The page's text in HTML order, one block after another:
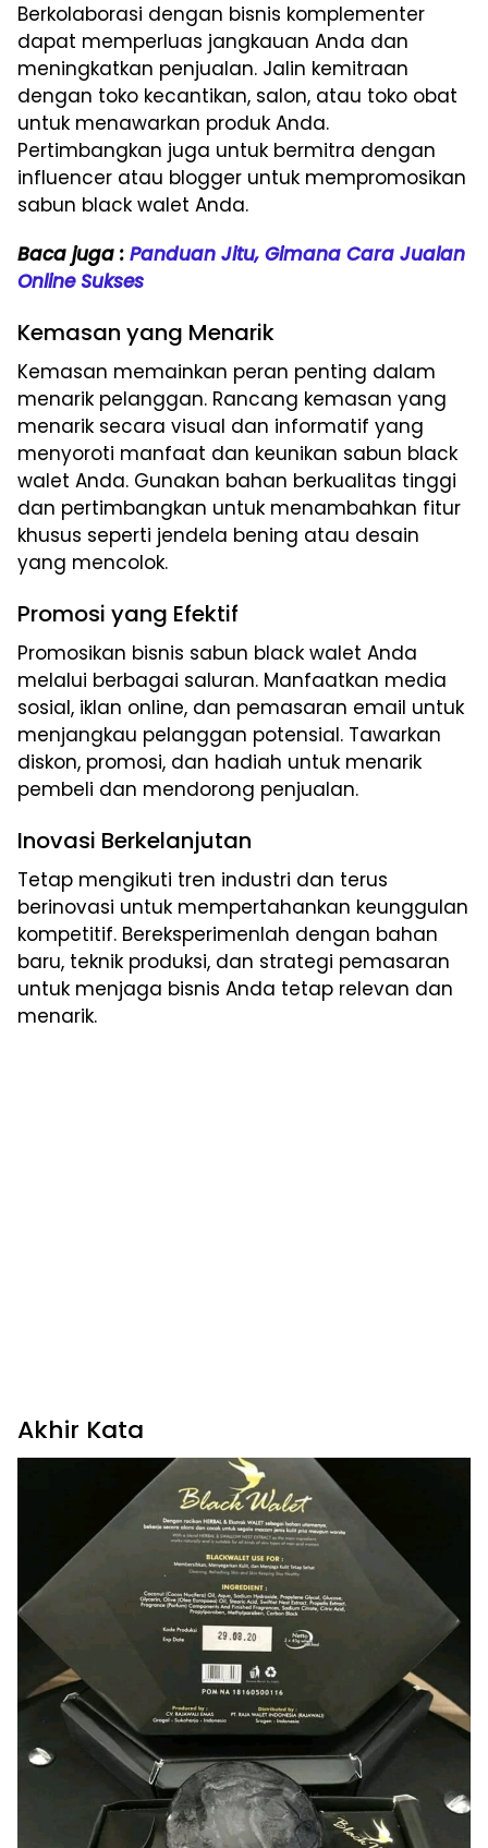
Berkolaborasi dengan bisnis komplementer
dapat memperluas jangkauan Anda dan
meningkatkan penjualan. Jalin kemitraan
dengan toko kecantikan, salon, atau toko obat
untuk menawarkan produk Anda.
Pertimbangkan juga untuk bermitra dengan
influencer atau blogger untuk mempromosikan
sabun black walet Anda.
Baca juga : Panduan Jitu, Gimana Cara Jualan
Online Sukses
Kemasan yang Menarik
Kemasan memainkan peran penting dalam
menarik pelanggan. Rancang kemasan yang
menarik secara visual dan informatif yang
menyoroti manfaat dan keunikan sabun black
walet Anda. Gunakan bahan berkualitas tinggi
dan pertimbangkan untuk menambahkan fitur
khusus seperti jendela bening atau desain
yang mencolok.
Promosi yang Efektif
Promosikan bisnis sabun black walet Anda
melalui berbagai saluran. Manfaatkan media
sosial, iklan online, dan pemasaran email untuk
menjangkau pelanggan potensial. Tawarkan
diskon, promosi, dan hadiah untuk menarik
pembeli dan mendorong penjualan.
Inovasi Berkelanjutan
Tetap mengikuti tren industri dan terus
berinovasi untuk mempertahankan keunggulan
kompetitif. Bereksperimenlah dengan bahan
baru, teknik produksi, dan strategi pemasaran
untuk menjaga bisnis Anda tetap relevan dan
menarik.
Akhir Kata